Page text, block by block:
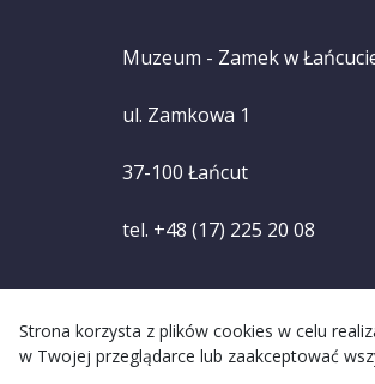
Strona korzysta z plików cookies w celu
w Twojej przeglądarce lub zaakceptować
Muzeum - Zamek w
ul. Zamkowa 1
37-100 Łańcut
tel. +48 (17) 225 20 08